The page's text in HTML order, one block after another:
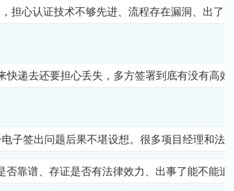
心认证技术不够先进、流程存在漏洞、出了
递去还要担心丢失，多方签署到底有没有高
签出问题后果不堪设想。很多项目经理和法
靠谱、存证是否有法律效力、出事了能不能